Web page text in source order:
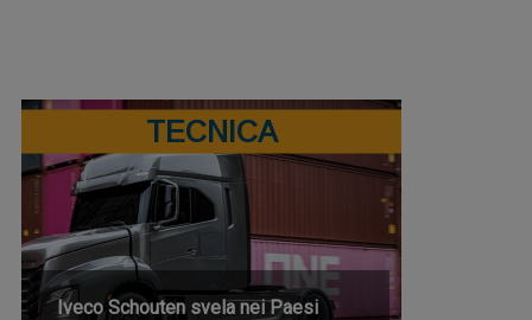
TECNICA
Iveco Schouten svela nei Paesi